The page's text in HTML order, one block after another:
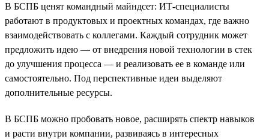
В БСПБ ценят командный майндсет: ИТ-специалисты
работают в продуктовых и проектных командах, где важно
взаимодействовать с коллегами. Каждый сотрудник может
предложить идею — от внедрения новой технологии в стек
до улучшения процесса — и реализовать ее в команде или
самостоятельно. Под перспективные идеи выделяют
дополнительные ресурсы.
В БСПБ можно пробовать новое, расширять спектр навыков
и расти внутри компании, развиваясь в интересных